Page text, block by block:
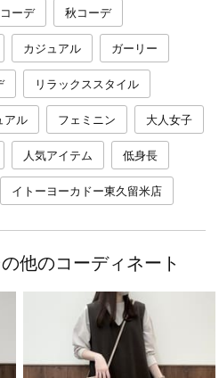
ーデ 秋コーデ
カジュアル ガーリー
リラックススタイル
アル フェミニン 大人女子
人気アイテム 低身長
イトーヨーカドー東久留米店
他のコーディネート